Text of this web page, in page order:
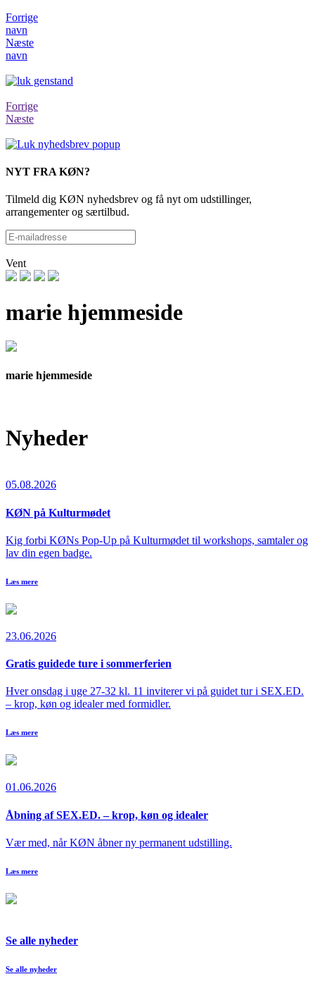
Forrige
navn
Næste
navn
Forrige
Næste
NYT FRA KØN?
Tilmeld dig KØN nyhedsbrev og få nyt om udstillinger,
arrangementer og særtilbud.
Vent
marie hjemmeside
marie hjemmeside
Nyheder
05.08.2026
KØN på Kulturmødet
Kig forbi KØNs Pop-Up på Kulturmødet til workshops, samtaler og
lav din egen badge.
Læs mere
23.06.2026
Gratis guidede ture i sommerferien
Hver onsdag i uge 27-32 kl. 11 inviterer vi på guidet tur i SEX.ED.
– krop, køn og idealer med formidler.
Læs mere
01.06.2026
Åbning af SEX.ED. – krop, køn og idealer
Vær med, når KØN åbner ny permanent udstilling.
Læs mere
Se alle nyheder
Se alle nyheder